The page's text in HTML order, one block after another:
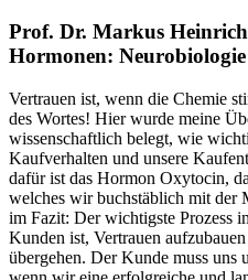
Prof. Dr. Markus
Hormonen: Neurobiologie
Vertrauen ist, wenn die Chemie
des Wortes! Hier wurde meine
wissenschaftlich belegt, wie
Kaufverhalten und unsere
dafür ist das Hormon Oxytocin,
welches wir buchstäblich mit der
im Fazit: Der wichtigste Prozess
Kunden ist, Vertrauen
übergehen. Der Kunde muss uns